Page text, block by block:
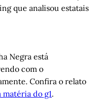
que analisou estatais
Negra está
com o
Confira o relato
matéria do g1.